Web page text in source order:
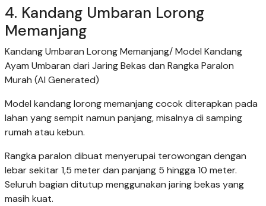
4. Kandang Umbaran Lorong
Memanjang
Kandang Umbaran Lorong Memanjang/ Model Kandang
Ayam Umbaran dari Jaring Bekas dan Rangka Paralon
Murah (AI Generated)
Model kandang lorong memanjang cocok diterapkan pada
lahan yang sempit namun panjang, misalnya di samping
rumah atau kebun.
Rangka paralon dibuat menyerupai terowongan dengan
lebar sekitar 1,5 meter dan panjang 5 hingga 10 meter.
Seluruh bagian ditutup menggunakan jaring bekas yang
masih kuat.